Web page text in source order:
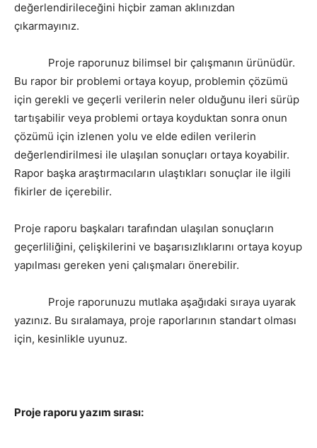
değerlendirileceğini hiçbir zaman aklınızdan
çıkarmayınız.
Proje raporunuz bilimsel bir çalışmanın ürünüdür.
Bu rapor bir problemi ortaya koyup, problemin çözümü
için gerekli ve geçerli verilerin neler olduğunu ileri sürüp
tartışabilir veya problemi ortaya koyduktan sonra onun
çözümü için izlenen yolu ve elde edilen verilerin
değerlendirilmesi ile ulaşılan sonuçları ortaya koyabilir.
Rapor başka araştırmacıların ulaştıkları sonuçlar ile ilgili
fikirler de içerebilir.
Proje raporu başkaları tarafından ulaşılan sonuçların
geçerliliğini, çelişkilerini ve başarısızlıklarını ortaya koyup
yapılması gereken yeni çalışmaları önerebilir.
Proje raporunuzu mutlaka aşağıdaki sıraya uyarak
yazınız. Bu sıralamaya, proje raporlarının standart olması
için, kesinlikle uyunuz.
Proje raporu yazım sırası: